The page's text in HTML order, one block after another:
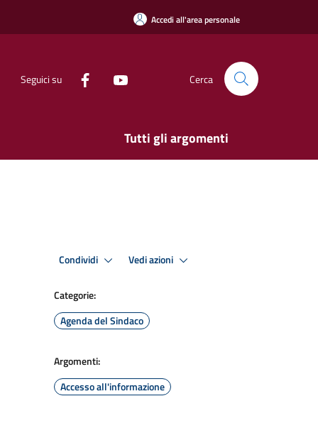
Accedi all'area personale
Seguici su Cerca
Tutti gli argomenti
Condividi Vedi azioni
Categorie:
Agenda del Sindaco
Argomenti:
Accesso all'informazione